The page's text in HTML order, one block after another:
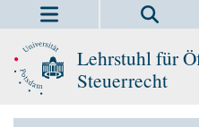
Lehrstuhl für
Steuerrecht